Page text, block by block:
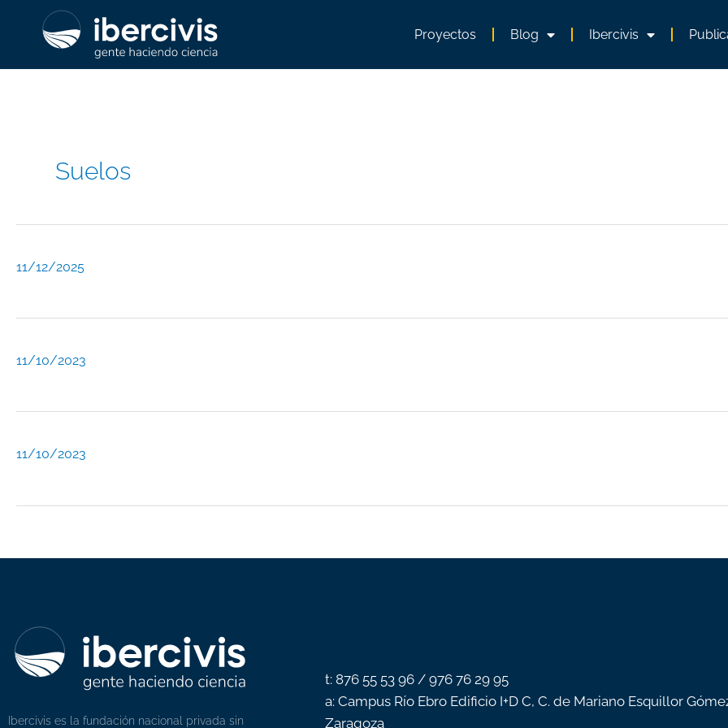
contenido
Proyectos Blog Ibercivis
Suelos
11/12/2025
11/10/2023
11/10/2023
Ibercivis es la fundación nacional privada sin
t: 876 55 53 96 / 976 76 29 95
a: Campus Río Ebro Edificio I+D C, C. de Mariano Esquillor
Zaragoza